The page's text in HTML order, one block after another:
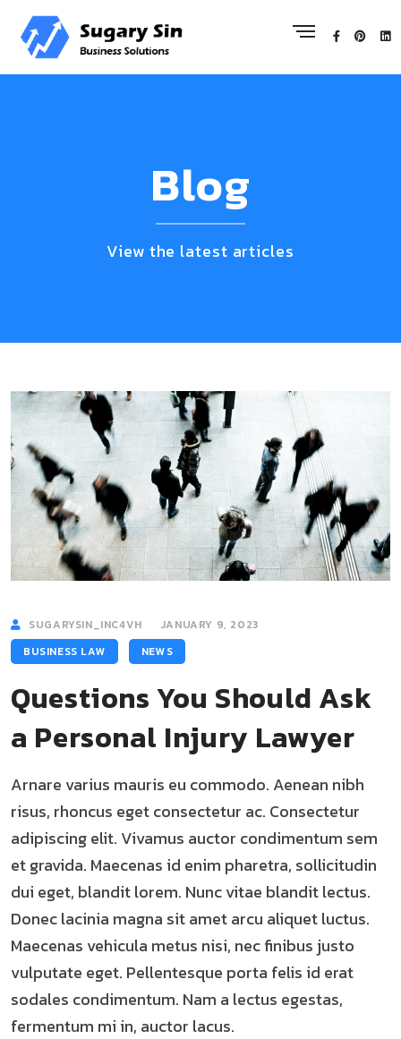
Blog
View the latest articles
SUGARYSIN_INC4VH
JANUARY 9, 2023
BUSINESS LAW
NEWS
Questions You Should Ask
a Personal Injury Lawyer
Arnare varius mauris eu commodo. Aenean nibh
risus, rhoncus eget consectetur ac. Consectetur
adipiscing elit. Vivamus auctor condimentum sem
et gravida. Maecenas id enim pharetra, sollicitudin
dui eget, blandit lorem. Nunc vitae blandit lectus.
Donec lacinia magna sit amet arcu aliquet luctus.
Maecenas vehicula metus nisi, nec finibus justo
vulputate eget. Pellentesque porta felis id erat
sodales condimentum. Nam a lectus egestas,
fermentum mi in, auctor lacus.